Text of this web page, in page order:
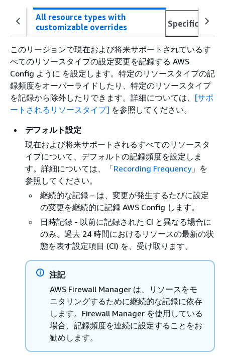
All resource types with
customizable overrides
Specific
このリージョンで現在および将来サポートされているす
べてのリソースタイプの設定変更を記録する AWS
Config ように を設定します。特定のリソースタイプの記
録頻度をオーバーライドしたり、特定のリソースタイプ
を記録から除外したりできます。詳細については、 [サポ
ートされるリソースタイプ] を参照してください。
デフォルト設定
現在および将来サポートされるすべてのリソースタ
イプについて、デフォルトの記録頻度を設定しま
す。詳細については、「Recording Frequency」を
参照してください。
継続的な記録 – は、変更が発生するたびに設定
の変更を継続的に記録 AWS Config します。
日時記録 - 以前に記録された CI と異なる場合に
のみ、過去 24 時間におけるリソースの最新の状
態を表す設定項目 (CI) を、受け取ります。
注記
AWS Firewall Manager は、リソースをモ
ニタリングするために継続的な記録に依存
します。Firewall Manager を使用している
場合、記録頻度を連続に設定することをお
勧めします。